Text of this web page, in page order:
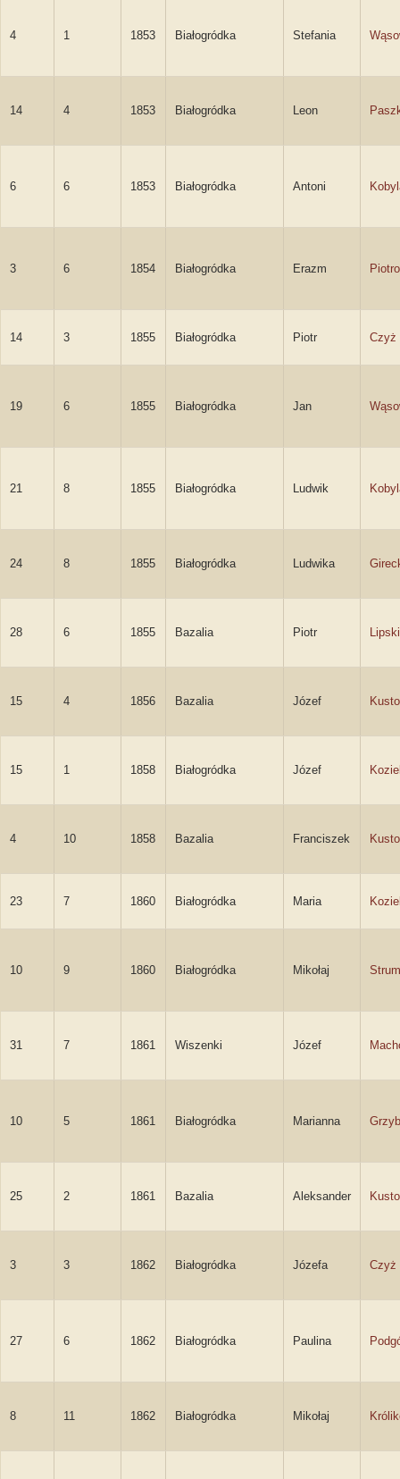
4 1 1853 Białogródka Stefania
14 4 1853 Białogródka Leon
6 6 1853 Białogródka Antoni
3 6 1854 Białogródka Erazm
14 3 1855 Białogródka Piotr Czyż
19 6 1855 Białogródka Jan
21 8 1855 Białogródka Ludwik
24 8 1855 Białogródka Ludwika
28 6 1855 Bazalia Piotr Lipski
15 4 1856 Bazalia Józef
15 1 1858 Białogródka Józef
4 10 1858 Bazalia Franciszek
23 7 1860 Białogródka Maria
10 9 1860 Białogródka Mikołaj
31 7 1861 Wiszenki Józef
10 5 1861 Białogródka Marianna
25 2 1861 Bazalia Aleksander
3 3 1862 Białogródka Józefa Czyż
27 6 1862 Białogródka Paulina
8 11 1862 Białogródka Mikołaj